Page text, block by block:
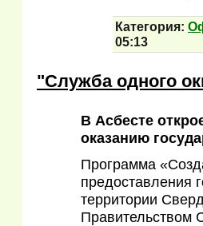
Категория:
05:13
"Служба одного
В Асбесте
оказанию
Программа
предоставления
территории
Правительством